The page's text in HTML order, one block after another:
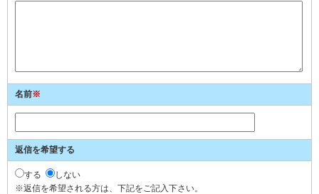
名前※
返信を希望する
する
しない
※返信を希望される方は、下記をご記入下さい。